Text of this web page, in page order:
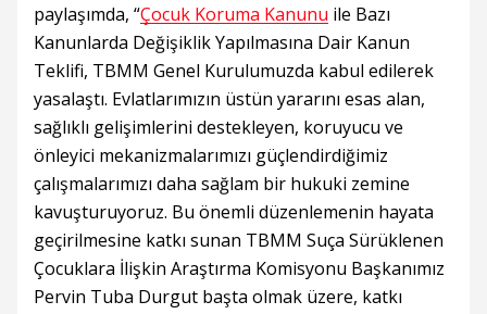
paylaşımda, “Çocuk Koruma Kanunu ile Bazı
Kanunlarda Değişiklik Yapılmasına Dair Kanun
Teklifi, TBMM Genel Kurulumuzda kabul edilerek
yasalaştı. Evlatlarımızın üstün yararını esas alan,
sağlıklı gelişimlerini destekleyen, koruyucu ve
önleyici mekanizmalarımızı güçlendirdiğimiz
çalışmalarımızı daha sağlam bir hukuki zemine
kavuşturuyoruz. Bu önemli düzenlemenin hayata
geçirilmesine katkı sunan TBMM Suça Sürüklenen
Çocuklara İlişkin Araştırma Komisyonu Başkanımız
Pervin Tuba Durgut başta olmak üzere, katkı